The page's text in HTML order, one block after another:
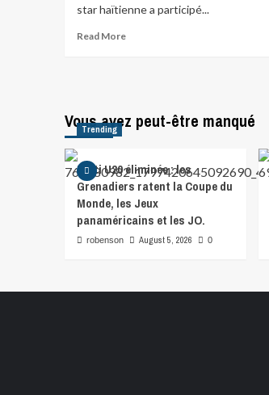
star haïtienne a participé...
Read More
Vous avez peut-être manqué
Trending
Haïti U20 éliminée : les
Grenadiers ratent la Coupe du
Monde, les Jeux
panaméricains et les JO.
robenson August 5, 2026 0